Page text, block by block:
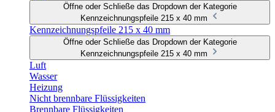
Öffne oder Schließe das Dropdown der Kategorie
Kennzeichnungspfeile 215 x 40 mm
Kennzeichnungspfeile 215 x 40 mm
Öffne oder Schließe das Dropdown der Kategorie
Kennzeichnungspfeile 215 x 40 mm
Luft
Wasser
Heizung
Nicht brennbare Flüssigkeiten
Brennbare Flüssigkeiten